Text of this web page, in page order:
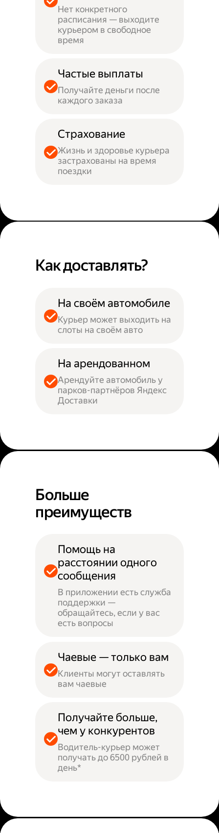
Нет конкретного
расписания — выходите
курьером в свободное
время
Частые выплаты
Получайте деньги после
каждого заказа
Страхование
Жизнь и здоровье курьера
застрахованы на время
поездки
Как доставлять?
На своём автомобиле
Курьер может выходить на
слоты на своём авто
На арендованном
Арендуйте автомобиль у
парков-партнёров Яндекс
Доставки
Больше
преимуществ
Помощь на
расстоянии одного
сообщения
В приложении есть служба
поддержки —
обращайтесь, если у вас
есть вопросы
Чаевые — только вам
Клиенты могут оставлять
вам чаевые
Получайте больше,
чем у конкурентов
Водитель-курьер может
получать до 6500 рублей в
день*